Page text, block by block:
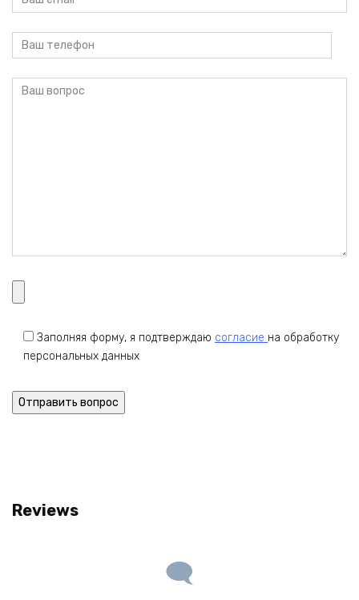
Заполняя форму, я подтверждаю согласие на обработку
персональных данных
Reviews